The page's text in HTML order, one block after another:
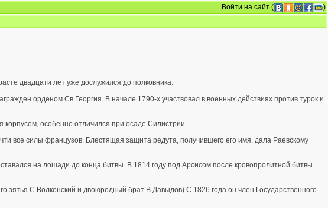
Войти на сайт (
)
двадцати лет уже дослужился до полковника.
орденом Св.Георгия. В начале 1790-х участвовал в военных действиях против турок и
особенно отличился при осаде Силистрии.
все силы французов. Блестящая защита редута, получившего его имя, дала Раевскому
на лошади до конца битвы. В 1814 году под Арсисом после кровопролитной битвы
зятья С.Волконский и двоюродный брат В.Давыдов).С 1826 года он член Государственного